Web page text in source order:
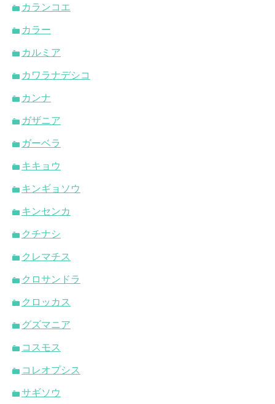
カランコエ
カラー
カルミア
カワラナデシコ
カンナ
ガザニア
ガーベラ
キキョウ
キンギョソウ
キンセンカ
クチナシ
クレマチス
クロサンドラ
クロッカス
グズマニア
コスモス
コレオプシス
サギソウ